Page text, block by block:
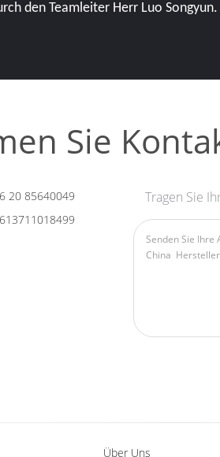
den Teamleiter Herr Luo Songyun.
Sie
20 85640049
Tragen Sie
Über Uns